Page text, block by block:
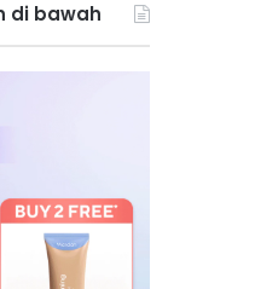
di bawah